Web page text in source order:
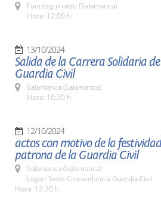
Fuenteguinaldo (Salamanca)
Hora: 12:00 h.
13/10/2024
Salida de la Carrera Solidaria
Guardia Civil
Salamanca (Salamanca)
Hora: 10:30 h.
12/10/2024
actos con motivo de la
patrona de la Guardia Civil
Salamanca (Salamanca)
Lugar: Sede Comandancia Guardia Civil
Hora: 12:30 h.